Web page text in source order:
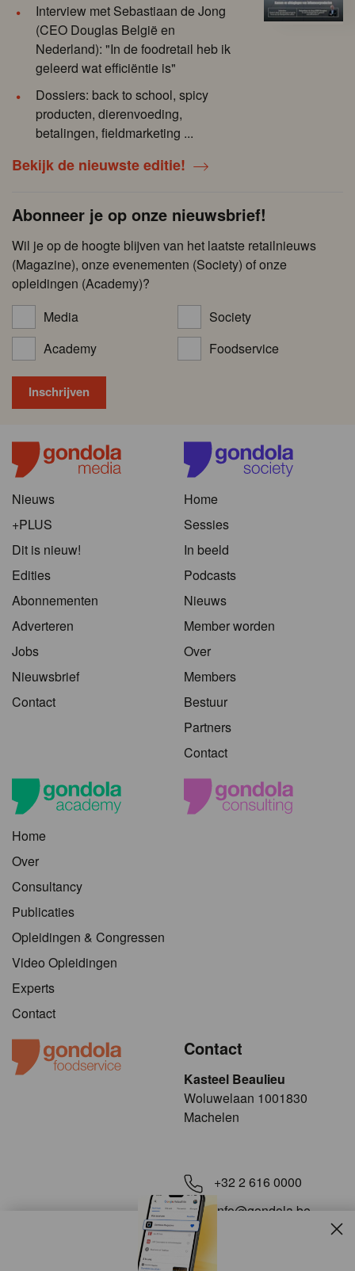
Interview met Sebastiaan de Jong
(CEO Douglas België en
Nederland): "In de foodretail heb ik
geleerd wat efficiëntie is"
Dossiers: back to school, spicy
producten, dierenvoeding,
betalingen, fieldmarketing ...
Bekijk de nieuwste editie!
Abonneer je op onze nieuwsbrief!
Wil je op de hoogte blijven van het laatste retailnieuws
(Magazine), onze evenementen (Society) of onze
opleidingen (Academy)?
Media
Society
Academy
Foodservice
Nieuws
+PLUS
Dit is nieuw!
Edities
Abonnementen
Adverteren
Jobs
Nieuwsbrief
Contact
Home
Sessies
In beeld
Podcasts
Nieuws
Member worden
Over
Members
Bestuur
Partners
Contact
Home
Over
Consultancy
Publicaties
Opleidingen & Congressen
Video Opleidingen
Experts
Contact
Contact
Kasteel Beaulieu
​​​Woluwelaan 1001830
Machelen
+32 2 616 0000
info@gondola.be
Volg ons op